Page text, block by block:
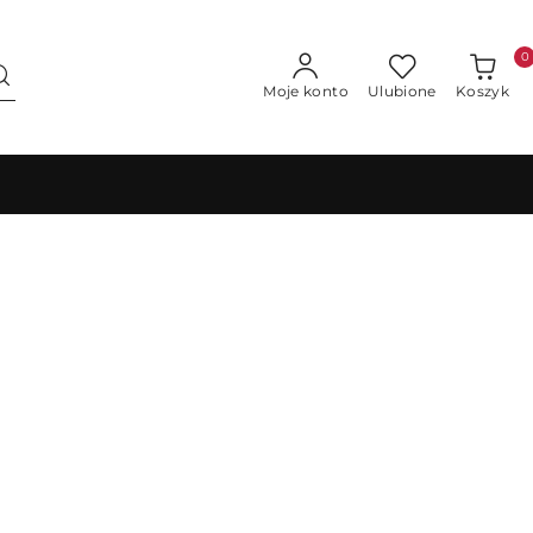
Moje konto Ulubione Koszyk
0